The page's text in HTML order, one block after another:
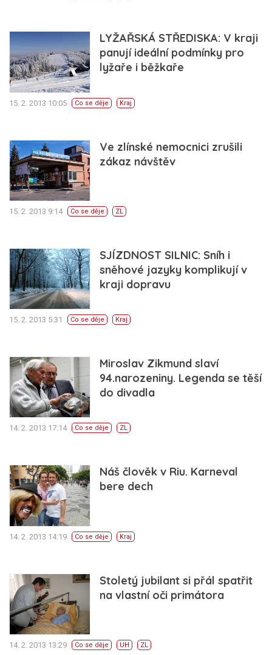
LYŽAŘSKÁ STŘEDISKA: V kraji
panují ideální podmínky pro
lyžaře i běžkaře
15. 2. 2013 10:05 Co se děje Kraj
Ve zlínské nemocnici zrušili
zákaz návštěv
15. 2. 2013 9:14 Co se děje ZL
SJÍZDNOST SILNIC: Sníh i
sněhové jazyky komplikují v
kraji dopravu
15. 2. 2013 5:31 Co se děje Kraj
Miroslav Zikmund slaví
94.narozeniny. Legenda se těší
do divadla
14. 2. 2013 17:14 Co se děje ZL
Náš člověk v Riu. Karneval
bere dech
14. 2. 2013 14:19 Co se děje Kraj
Stoletý jubilant si přál spatřit
na vlastní oči primátora
14. 2. 2013 13:29 Co se děje UH ZL